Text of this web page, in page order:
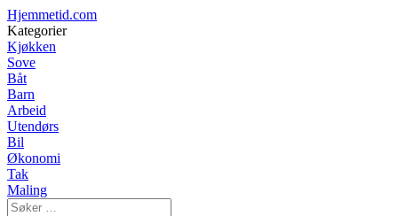
Hjemmetid.com
Kategorier
Kjøkken
Sove
Båt
Barn
Arbeid
Utendørs
Bil
Økonomi
Tak
Maling